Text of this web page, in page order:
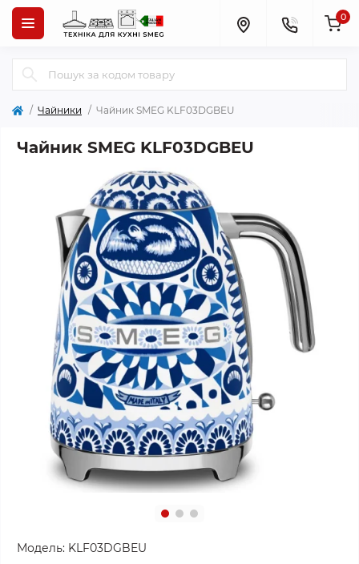
0
Чайники Чайник SMEG KLF03DGBEU
Чайник SMEG KLF03DGBEU
Модель: KLF03DGBEU